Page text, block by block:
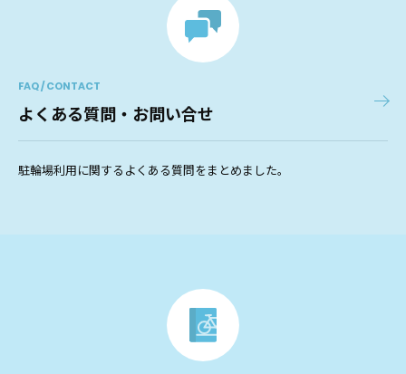
FAQ / CONTACT
よくある質問・お問い合せ
駐輪場利用に関するよくある質問をまとめました。